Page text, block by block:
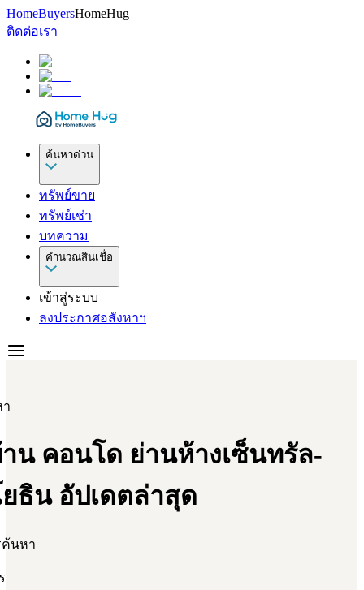
HomeBuyersHomeHug
ติดต่อเรา
ค้นหาด่วน
ทรัพย์ขาย
ทรัพย์เช่า
บทความ
คำนวณสินเชื่อ
เข้าสู่ระบบ
ลงประกาศอสังหาฯ
น คอนโด ย่านห้างเซ็นทรัล-
ธิน อัปเดตล่าสุด
นหา